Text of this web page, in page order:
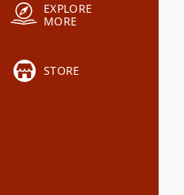
EXPLORE
MORE
STORE